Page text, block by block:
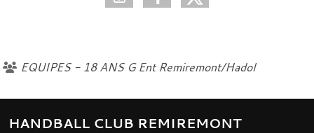
EQUIPES - 18 ANS G Ent Remiremont/Hadol
HANDBALL CLUB REMIREMONT